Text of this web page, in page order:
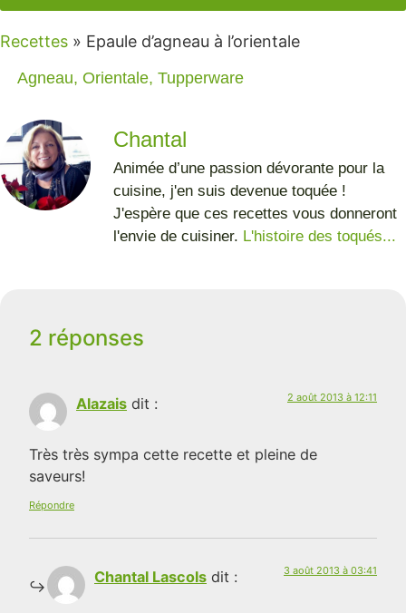
Recettes » Epaule d’agneau à l’orientale
Agneau, Orientale, Tupperware
Chantal
Animée d’une passion dévorante pour la
cuisine, j'en suis devenue toquée !
J'espère que ces recettes vous donneront
l'envie de cuisiner. L'histoire des toqués...
2 réponses
Alazais dit : 2 août 2013 à 12:11
Très très sympa cette recette et pleine de
saveurs!
Répondre
Chantal Lascols dit : 3 août 2013 à 03:41